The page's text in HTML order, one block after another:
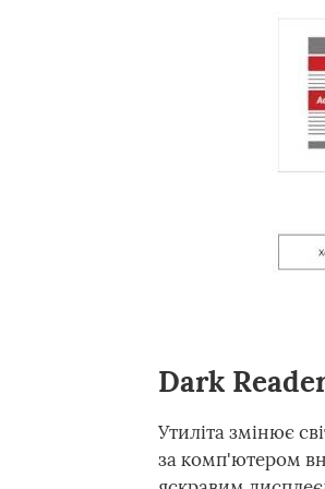
Dark
Утиліта змінює
за комп'ютером